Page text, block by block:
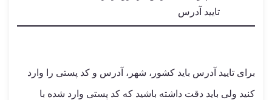
تایید آدرس
برای تایید آدرس باید کشور، شهر، آدرس و کد پستی را وارد
کنید ولی باید دقت داشته باشید که کد پستی وارد شده با